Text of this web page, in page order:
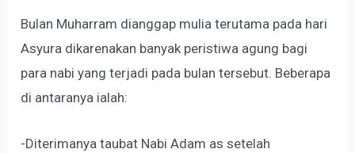
Bulan Muharram dianggap mulia terutama pada hari
Asyura dikarenakan banyak peristiwa agung bagi
para nabi yang terjadi pada bulan tersebut. Beberapa
di antaranya ialah:
-Diterimanya taubat Nabi Adam as setelah